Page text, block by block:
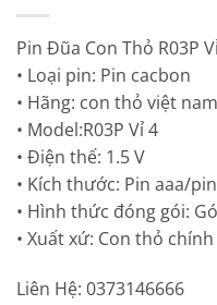
Pin Đũa Con Thỏ R03P
• Loại pin: Pin cacbon
• Hãng: con thỏ việt nam
• Model:R03P Vỉ 4
• Điện thế: 1.5 V
• Kích thước: Pin aaa/
• Hình thức đóng gói:
• Xuất xứ: Con thỏ
Liên Hệ: 0373146666